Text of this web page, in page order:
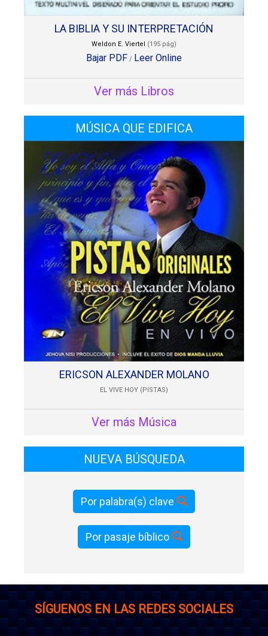
LA BIBLIA Y SU INTERPRETACIÓN
Weldon E. Viertel (195 pág)
Bajar PDF / Leer Online
Ver más Libros
MÚSICA QUE EDIFICA
ERICSON ALEXANDER MOLANO
EL VIVE HOY (PISTAS)
Ver más Música
NUEVA BÚSQUEDA
Por palabra(s) clave
Por pasaje bíblico
SÍGUENOS EN LAS REDES SOCIALES